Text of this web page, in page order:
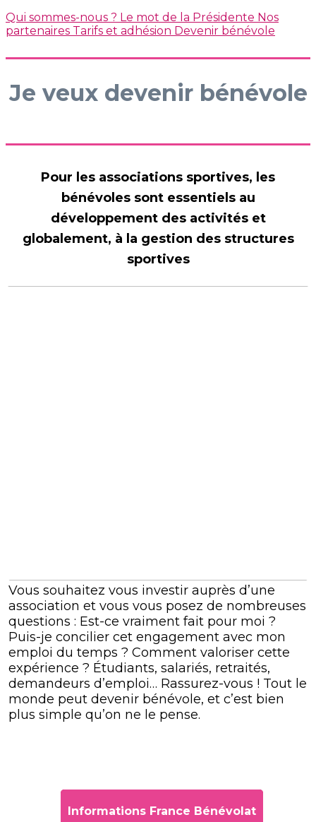
Qui sommes-nous ? Le mot de la Présidente Nos
partenaires Tarifs et adhésion Devenir bénévole
Je veux devenir bénévole
Pour les associations sportives, les
bénévoles sont essentiels au
développement des activités et
globalement, à la gestion des structures
sportives
Vous souhaitez vous investir auprès d’une
association et vous vous posez de nombreuses
questions : Est-ce vraiment fait pour moi ?
Puis-je concilier cet engagement avec mon
emploi du temps ? Comment valoriser cette
expérience ? Étudiants, salariés, retraités,
demandeurs d’emploi… Rassurez-vous ! Tout le
monde peut devenir bénévole, et c’est bien
plus simple qu’on ne le pense.
Informations France Bénévolat